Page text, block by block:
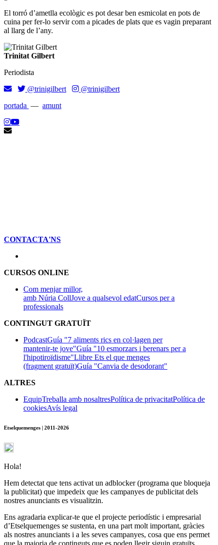
El torró d’ametlla ecològic es pot desar ben esmicolat en pots de
cuina per fer-lo servir com a picades de plats que es vagin preparant
al llarg de l’any.
Trinitat Gilbert
Periodista
@trinigilbert
@trinigilbert
portada — amunt
CONTACTA'NS
CURSOS ONLINE
Com menjar millor,
amb Núria CollJove a qualsevol edatCursos per a
professionals
CONTINGUT GRATUÏT
PodcastGuía "7 aliments rics en col·lagen per
mantenir-te jove"Guía "10 esmorzars i berenars per a
l'hipotiroïdisme"Llibre Ets el que menges
(fragment gratuït)Guía "Canvia de desodorant"
ALTRES
EquipTreballa amb nosaltresPolítica de privacitatPolítica de
cookiesAvís legal
Etselquemenges | 2011-2026
Hola!
Hem detectat que tens activat un adblocker (programa que bloqueja
la publicitat) que impedeix que les campanyes de publicitat dels
nostres anunciants es visualitzin.
Ens agradaria explicar-te que el projecte periodístic i empresarial
d’Etselquemenges se sustenta, en una part molt important, gràcies
als nostres anunciants i a les seves campanyes, cosa que ens permet